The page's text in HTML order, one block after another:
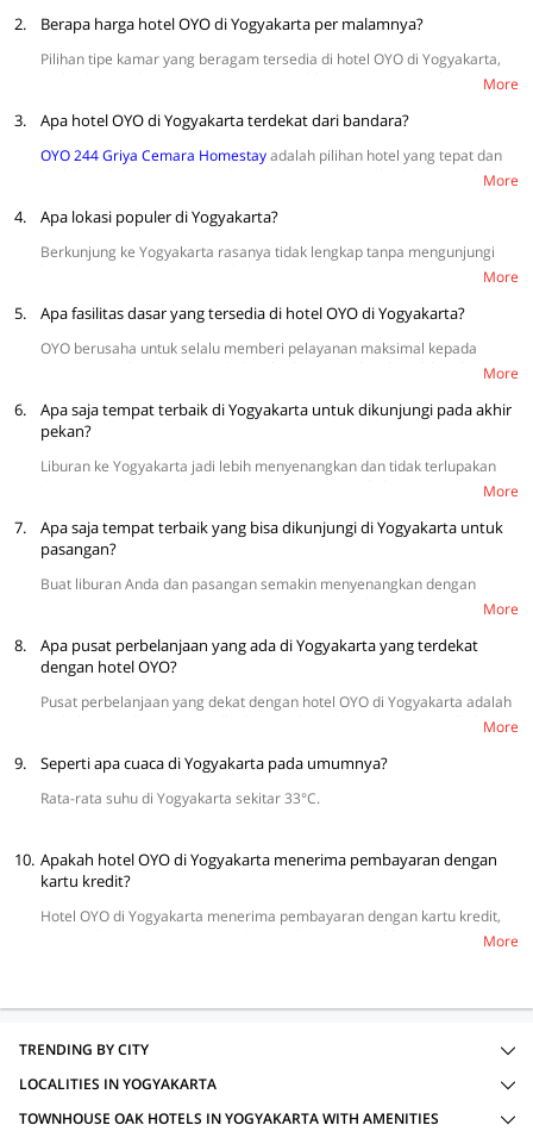
menerapkan protokol kesehatan di lingkungan hotel, seperti
memberlakukan kebijakan pembatasan sosial, pemeriksaan suhu
harian, dan membersihkan area hotel dengan pembersih berkualitas
2. Berapa harga hotel OYO di Yogyakarta per malamnya?
Pilihan tipe kamar yang beragam tersedia di hotel OYO di Yogyakarta,
mulai dari Single Room, Twin Room, Double Room, Suite Triple Room,
bujet mulai dari Rp100.000 (harga terendah weekday) sampai
hanya di hotel OYO di Yogyakarta. Selengkapnya di sini.
More
3. Apa hotel OYO di Yogyakarta terdekat dari bandara?
OYO 244 Griya Cemara Homestayadalah pilihan hotel yang tepat dan
berlokasi dekat dengan Bandar Udara Internasional Adisutjipto. Akses
ataupun mobil.
More
4. Apa lokasi populer di Yogyakarta?
Berkunjung ke Yogyakarta rasanya tidak lengkap tanpa mengunjungi
More
5. Apa fasilitas dasar yang tersedia di hotel OYO di Yogyakarta?
OYO berusaha untuk selalu memberi pelayanan maksimal kepada
setiap tamu dengan menyediakan fasilitas yang lengkap di hotel, seperti
kenyamanan pelanggan dengan AC dingin dan kamar mandi dalam
sehingga menginap terasa lebih menyenangkan. Selain itu, tersedia
rambut, dan area parkir yang luas.
More
6.
Apa saja tempat terbaik di Yogyakarta untuk dikunjungi pada akhir
pekan?
Liburan ke Yogyakarta jadi lebih menyenangkan dan tidak terlupakan
Parangtritis.
More
7.
Apa saja tempat terbaik yang bisa dikunjungi di Yogyakarta untuk
pasangan?
Buat liburan Anda dan pasangan semakin menyenangkan dengan
mengunjungi tempat romantis, seperti Taman Pelangi, Bukit Bintang,
suasana malam di kota Yogyakarta, Abhayagiri Restaurant adalah
alternatif terbaik untuk menyantap makan malam dengan atmosfer
More
8.
Apa pusat perbelanjaan yang ada di Yogyakarta yang terdekat
dengan hotel OYO?
Pusat perbelanjaan yang dekat dengan hotel OYO di Yogyakarta adalah
Malioboro Mall, Galeria Mall, Plaza Ambarrukmo, Jogja City Mall, danMore
9. Seperti apa cuaca di Yogyakarta pada umumnya?
Rata-rata suhu di Yogyakarta sekitar 33°C.
10. Apakah hotel OYO di Yogyakarta menerima pembayaran dengan
kartu kredit?
Hotel OYO di Yogyakarta menerima pembayaran dengan kartu kredit,
termasuk VISA dan MasterCard yang akan memudahkan para tamuMore
TRENDING BY CITY
LOCALITIES IN YOGYAKARTA
TOWNHOUSE OAK HOTELS IN YOGYAKARTA WITH AMENITIES